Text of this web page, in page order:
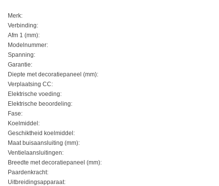
Merk:
Verbinding:
Afm 1 (mm):
Modelnummer:
Spanning:
Garantie:
Diepte met decoratiepaneel (mm):
Verplaatsing CC:
Elektrische voeding:
Elektrische beoordeling:
Fase:
Koelmiddel:
Geschiktheid koelmiddel:
Maat buisaansluiting (mm):
Ventielaansluitingen:
Breedte met decoratiepaneel (mm):
Paardenkracht:
Uitbreidingsapparaat: